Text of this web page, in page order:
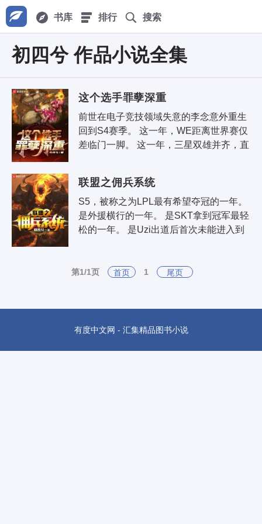
书库 排行 搜索
初四兮 作品小说全集
这个选手罪孽深重
前世在电子竞技领域失意的李念意外重生
回到S4赛季。 这一年，WE距离世界赛仅
差临门一脚。 这一年，三星双雄并齐，直
联盟之佣兵系统
S5，被称之为LPL最有希望夺冠的一年。
是外援横行的一年。 是SKT拿到冠军最轻
松的一年。 是Uzi出道后首次未能进入到
第1/1页 首页 1 尾页
有度中文网 - 汇集精品图书小说